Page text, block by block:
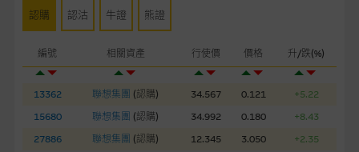
認購 認沽 牛證 熊證
編號 相關資產 行使價 價格 升/跌(%)
13362 聯想集團 (認購) 34.567 0.121
+5.22
15680
聯想集團 (認購) 34.992 0.180
+8.43
27886
聯想集團 (認購) 12.345 3.050
+2.35
自行評估箇中風險。如有需要，請徵詢獨立之專業意見。牛熊證
備有強制贖回機制可能被提早終止，届時(i) N類牛熊證投資者會
損失全部投資；而(ii)R類牛熊證之剩餘價值則可能為零。
本網站或載有連接非由麥格理集團管理的網站的連結。此等連結
理集團對此等網站的內容及所介紹的產品或服務，均無任何操控